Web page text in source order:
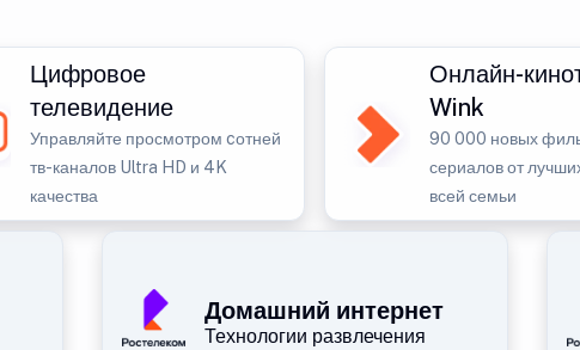
Цифровое
телевидение
Управляйте просмотром cотней
тв-каналов Ultra HD и 4K
качества
Онлайн-
Wink
90 000 новых
сериалов от
всей семьи
Домашний интернет
Технологии развлечения